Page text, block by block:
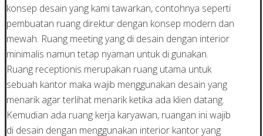
konsep desain yang kami tawarkan, contohnya seperti
pembuatan ruang direktur dengan konsep modern dan
mewah. Ruang meeting yang di desain dengan interior
minimalis namun tetap nyaman untuk di gunakan.
Ruang receptionis merupakan ruang utama untuk
sebuah kantor maka wajib menggunakan desain yang
menarik agar terlihat menarik ketika ada klien datang.
Kemudian ada ruang kerja karyawan, ruangan ini wajib
di desain dengan menggunakan interior kantor yang